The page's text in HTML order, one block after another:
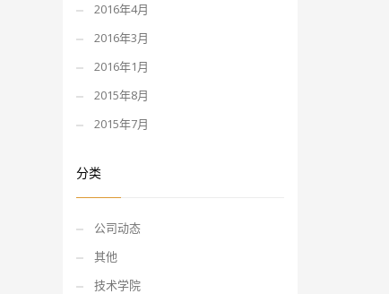
2016年4月
2016年3月
2016年1月
2015年8月
2015年7月
分类
公司动态
其他
技术学院